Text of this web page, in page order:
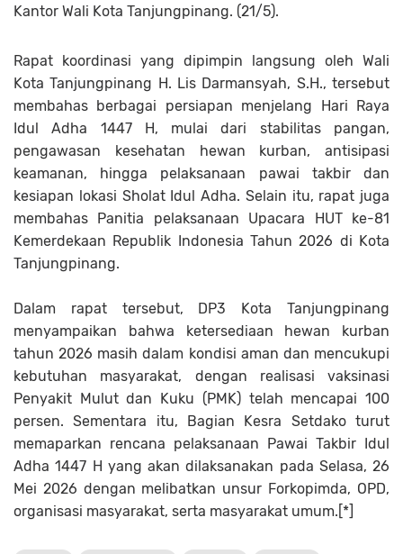
Kantor Wali Kota Tanjungpinang. (21/5).
Rapat koordinasi yang dipimpin langsung oleh Wali
Kota Tanjungpinang H. Lis Darmansyah, S.H., tersebut
membahas berbagai persiapan menjelang Hari Raya
Idul Adha 1447 H, mulai dari stabilitas pangan,
pengawasan kesehatan hewan kurban, antisipasi
keamanan, hingga pelaksanaan pawai takbir dan
kesiapan lokasi Sholat Idul Adha. Selain itu, rapat juga
membahas Panitia pelaksanaan Upacara HUT ke-81
Kemerdekaan Republik Indonesia Tahun 2026 di Kota
Tanjungpinang.
Dalam rapat tersebut, DP3 Kota Tanjungpinang
menyampaikan bahwa ketersediaan hewan kurban
tahun 2026 masih dalam kondisi aman dan mencukupi
kebutuhan masyarakat, dengan realisasi vaksinasi
Penyakit Mulut dan Kuku (PMK) telah mencapai 100
persen. Sementara itu, Bagian Kesra Setdako turut
memaparkan rencana pelaksanaan Pawai Takbir Idul
Adha 1447 H yang akan dilaksanakan pada Selasa, 26
Mei 2026 dengan melibatkan unsur Forkopimda, OPD,
organisasi masyarakat, serta masyarakat umum.[*]